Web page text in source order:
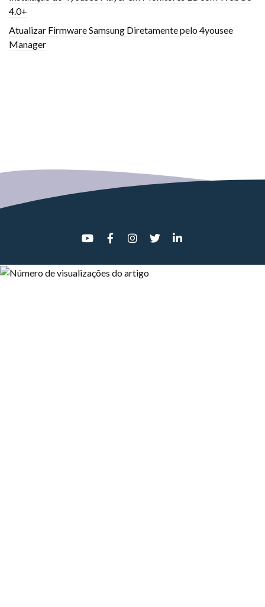
4.0+
Atualizar Firmware Samsung Diretamente pelo 4yousee
Manager